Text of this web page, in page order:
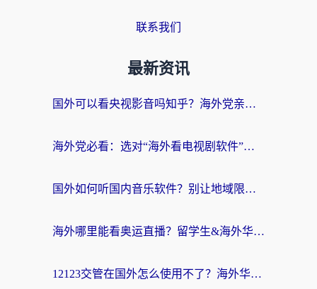
联系我们
最新资讯
国外可以看央视影音吗知乎？海外党亲测有效的回国加速方案
海外党必看：选对“海外看电视剧软件”，再也不用愁国内剧刷不了
国外如何听国内音乐软件？别让地域限制，断了你的中文歌单
海外哪里能看奥运直播？留学生&海外华人必看的体育赛事观赛终极指南
12123交管在国外怎么使用不了？海外华人必看的无缝访问国内资源指南